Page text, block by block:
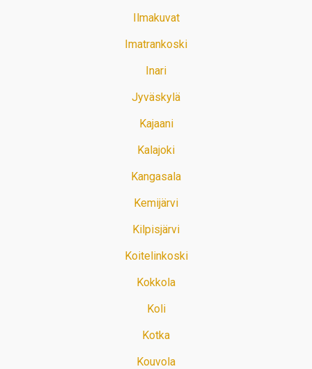
Ilmakuvat
Imatrankoski
Inari
Jyväskylä
Kajaani
Kalajoki
Kangasala
Kemijärvi
Kilpisjärvi
Koitelinkoski
Kokkola
Koli
Kotka
Kouvola